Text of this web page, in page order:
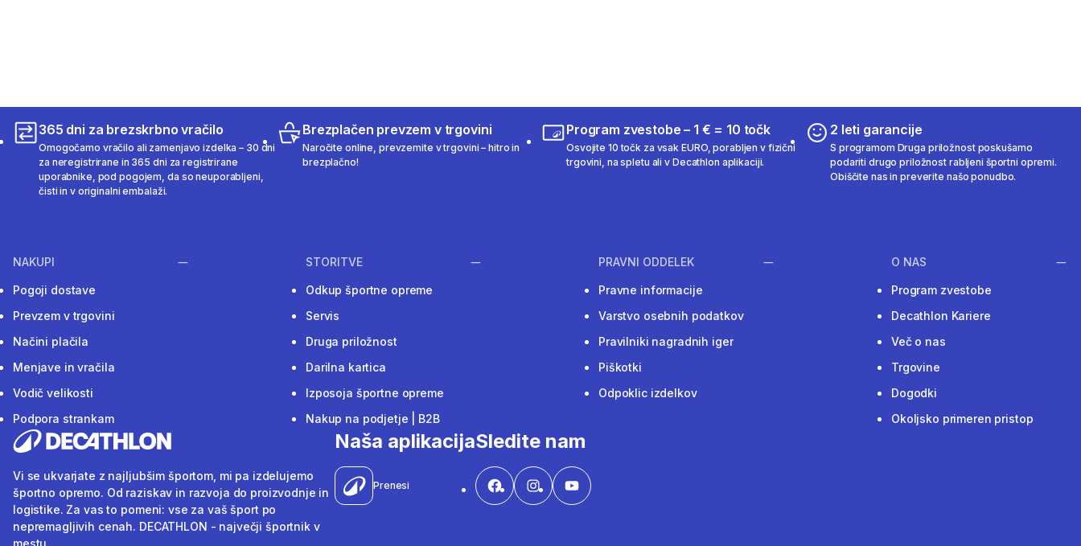
365 dni za brezskrbno vračilo
Omogočamo vračilo ali zamenjavo izdelka – 30 dni
za neregistrirane in 365 dni za registrirane
uporabnike, pod pogojem, da so neuporabljeni,
čisti in v originalni embalaži.
Brezplačen prevzem v trgovini
Naročite online, prevzemite v trgovini – hitro in
brezplačno!
Program zvestobe – 1 € = 10 točk
Osvojite 10 točk za vsak EURO, porabljen v fizični
trgovini, na spletu ali v Decathlon aplikaciji.
2 leti garancije
S programom Druga priložnost poskušamo
podariti drugo priložnost rabljeni športni opremi.
Obiščite nas in preverite našo ponudbo.
NAKUPI
Pogoji dostave
Prevzem v trgovini
Načini plačila
Menjave in vračila
Vodič velikosti
Podpora strankam
STORITVE
Odkup športne opreme
Servis
Druga priložnost
Darilna kartica
Izposoja športne opreme
Nakup na podjetje | B2B
PRAVNI ODDELEK
Pravne informacije
Varstvo osebnih podatkov
Pravilniki nagradnih iger
Piškotki
Odpoklic izdelkov
O NAS
Program zvestobe
Decathlon Kariere
Več o nas
Trgovine
Dogodki
Okoljsko primeren pristop
Vi se ukvarjate z najljubšim športom, mi pa izdelujemo
športno opremo. Od raziskav in razvoja do proizvodnje in
logistike. Za vas to pomeni: vse za vaš šport po
nepremagljivih cenah. DECATHLON - največji športnik v
mestu.
Naša aplikacija
Prenesi
Sledite nam